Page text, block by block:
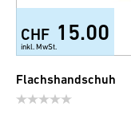
CHF 15.00
inkl. MwSt.
Flachshandschuh